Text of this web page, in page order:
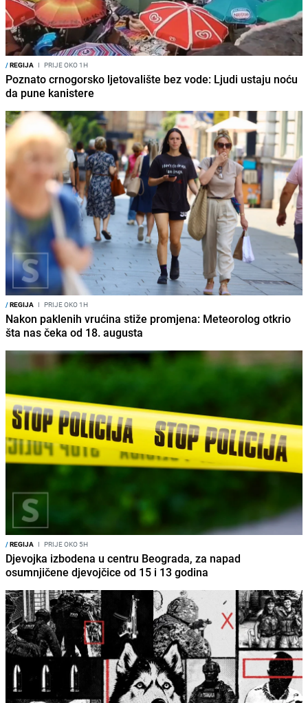
/REGIJA I PRIJE OKO 1H
Poznato crnogorsko ljetovalište bez vode: Ljudi ustaju noću
da pune kanistere
/REGIJA I PRIJE OKO 1H
Nakon paklenih vrućina stiže promjena: Meteorolog otkrio
šta nas čeka od 18. augusta
/REGIJA I PRIJE OKO 5H
Djevojka izbodena u centru Beograda, za napad
osumnjičene djevojčice od 15 i 13 godina